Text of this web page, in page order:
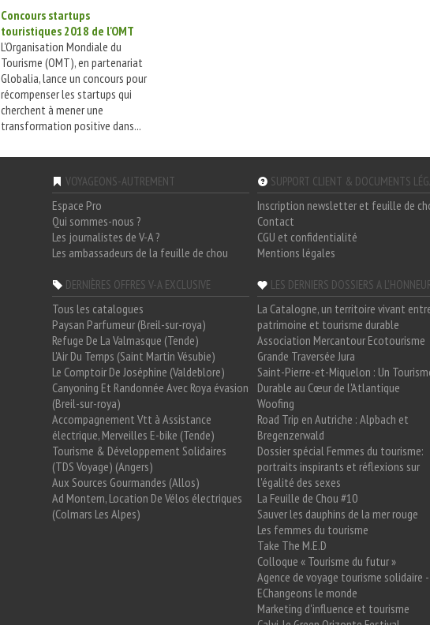
Concours startups
touristiques 2018 de l'OMT
L'Organisation Mondiale du
Tourisme (OMT), en partenariat
Globalia, lance un concours pour
récompenser les startups qui
cherchent à mener une
transformation positive dans...
VOYAGEONS-AUTREMENT
Espace Pro
Qui sommes-nous ?
Les journalistes de V-A ?
Les ambassadeurs de la feuille de chou
SUPPORT CLIENT & DOCUMENTS
Inscription newsletter et feuille de
Contact
CGU et confidentialité
Mentions légales
DERNIÈRES OFFRES V-A EXCLUSIVE
Tous les catalogues
Paysan Parfumeur (Breil-sur-roya)
Refuge De La Valmasque (Tende)
L'Air Du Temps (Saint Martin Vésubie)
Le Comptoir De Joséphine (Valdeblore)
Canyoning Et Randonnée Avec Roya évasion
(Breil-sur-roya)
Accompagnement Vtt à Assistance
électrique, Merveilles E-bike (Tende)
Tourisme & Développement Solidaires
(TDS Voyage) (Angers)
Aux Sources Gourmandes (Allos)
Ad Montem, Location De Vélos électriques
(Colmars Les Alpes)
LES DERNIERS DOSSIERS A
La Catalogne, un territoire vivant
patrimoine et tourisme durable
Association Mercantour Ecotourisme
Grande Traversée Jura
Saint-Pierre-et-Miquelon : Un
Durable au Cœur de l'Atlantique
Woofing
Road Trip en Autriche : Alpbach et
Bregenzerwald
Dossier spécial Femmes du tourisme:
portraits inspirants et réflexions sur
l'égalité des sexes
La Feuille de Chou #10
Sauver les dauphins de la mer rouge
Les femmes du tourisme
Take The M.E.D
Colloque « Tourisme du futur »
Agence de voyage tourisme solidaire -
EChangeons le monde
Marketing d'influence et tourisme